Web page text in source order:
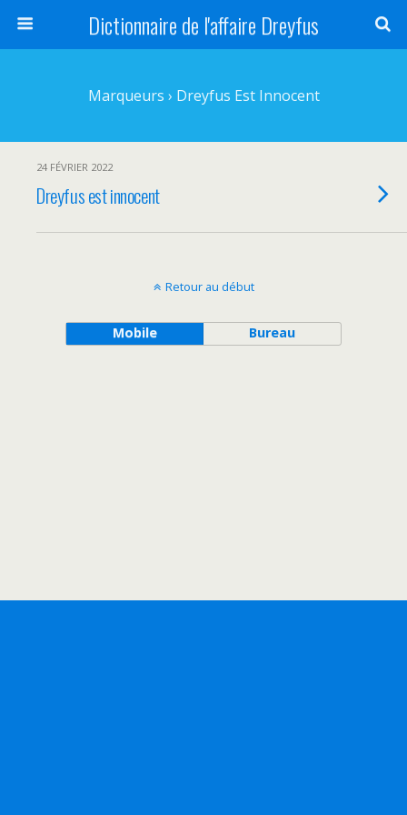
Dictionnaire de l'affaire Dreyfus
Marqueurs › Dreyfus Est Innocent
24 FÉVRIER 2022
Dreyfus est innocent
Retour au début
Mobile Bureau